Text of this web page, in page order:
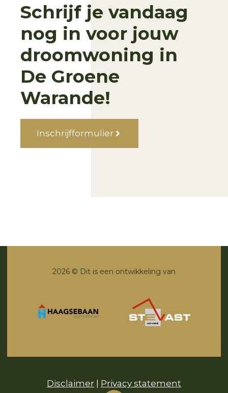
Schrijf je vandaag
nog in voor jouw
droomwoning in
De Groene
Warande!
Inschrijfformulier
2026 © Dit is een ontwikkeling van
Disclaimer | Privacy statement